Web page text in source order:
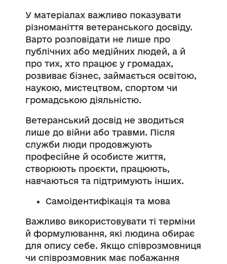
У матеріалах важливо показувати
різноманіття ветеранського досвіду.
Варто розповідати не лише про
публічних або медійних людей, а й
про тих, хто працює у громадах,
розвиває бізнес, займається освітою,
наукою, мистецтвом, спортом чи
громадською діяльністю.
Ветеранський досвід не зводиться
лише до війни або травми. Після
служби люди продовжують
професійне й особисте життя,
створюють проєкти, працюють,
навчаються та підтримують інших.
Самоідентифікація та мова
Важливо використовувати ті терміни
й формулювання, які людина обирає
для опису себе. Якщо співрозмовниця
чи співрозмовник має побажання